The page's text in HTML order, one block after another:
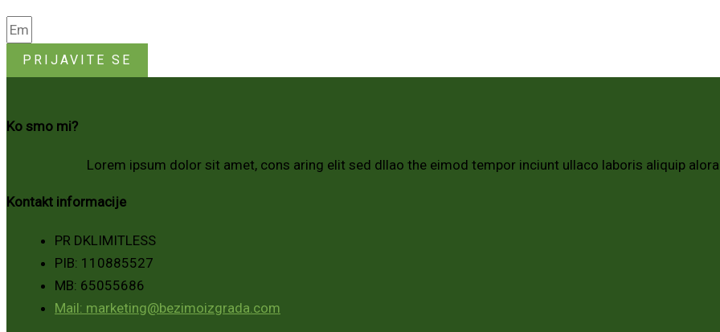
PRIJAVITE SE
Ko smo mi?
Lorem ipsum dolor sit amet, cons aring elit sed dllao the eimod tempor inciunt ullaco laboris aliquip
Kontakt informacije
PR DKLIMITLESS
PIB: 110885527
MB: 65055686
Mail: marketing@bezimoizgrada.com